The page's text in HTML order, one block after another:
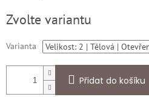
cena:
Zvolte variantu
Varianta
Přidat do košíku